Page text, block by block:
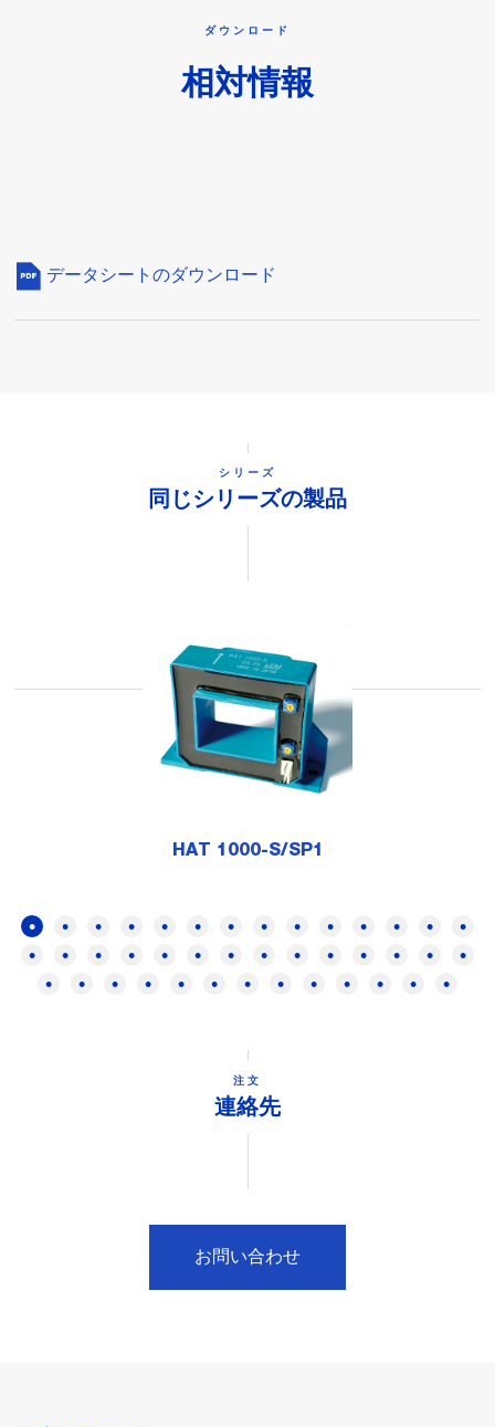
ダウンロード
相対情報
データシートのダウンロード
シリーズ
同じシリーズの製品
HAT 1000-S/SP1
注文
連絡先
お問い合わせ